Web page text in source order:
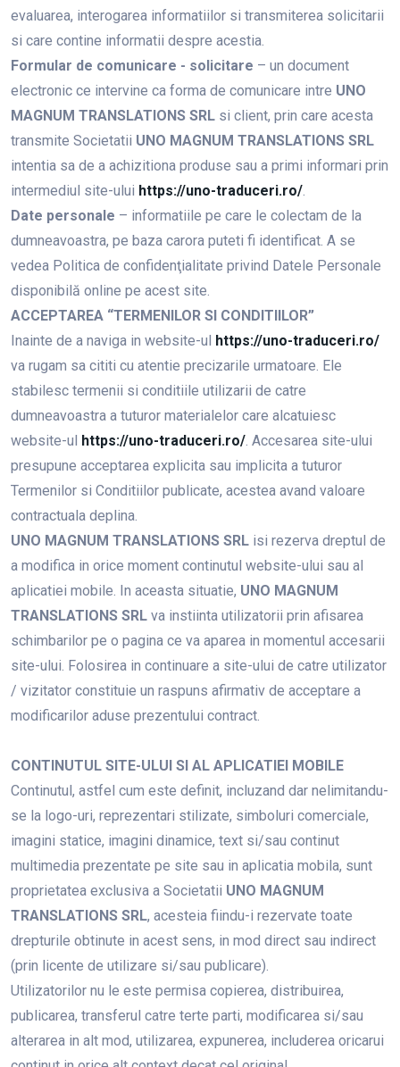
evaluarea, interogarea informatiilor si transmiterea solicitarii
si care contine informatii despre acestia.
Formular de comunicare - solicitare – un document
electronic ce intervine ca forma de comunicare intre UNO
MAGNUM TRANSLATIONS SRL si client, prin care acesta
transmite Societatii UNO MAGNUM TRANSLATIONS SRL
intentia sa de a achizitiona produse sau a primi informari prin
intermediul site-ului https://uno-traduceri.ro/.
Date personale – informatiile pe care le colectam de la
dumneavoastra, pe baza carora puteti fi identificat. A se
vedea Politica de confidenţialitate privind Datele Personale
disponibilă online pe acest site.
ACCEPTAREA “TERMENILOR SI CONDITIILOR”
Inainte de a naviga in website-ul https://uno-traduceri.ro/
va rugam sa cititi cu atentie precizarile urmatoare. Ele
stabilesc termenii si conditiile utilizarii de catre
dumneavoastra a tuturor materialelor care alcatuiesc
website-ul https://uno-traduceri.ro/. Accesarea site-ului
presupune acceptarea explicita sau implicita a tuturor
Termenilor si Conditiilor publicate, acestea avand valoare
contractuala deplina.
UNO MAGNUM TRANSLATIONS SRL isi rezerva dreptul de
a modifica in orice moment continutul website-ului sau al
aplicatiei mobile. In aceasta situatie, UNO MAGNUM
TRANSLATIONS SRL va instiinta utilizatorii prin afisarea
schimbarilor pe o pagina ce va aparea in momentul accesarii
site-ului. Folosirea in continuare a site-ului de catre utilizator
/ vizitator constituie un raspuns afirmativ de acceptare a
modificarilor aduse prezentului contract.
CONTINUTUL SITE-ULUI SI AL APLICATIEI MOBILE
Continutul, astfel cum este definit, incluzand dar nelimitandu-
se la logo-uri, reprezentari stilizate, simboluri comerciale,
imagini statice, imagini dinamice, text si/sau continut
multimedia prezentate pe site sau in aplicatia mobila, sunt
proprietatea exclusiva a Societatii UNO MAGNUM
TRANSLATIONS SRL, acesteia fiindu-i rezervate toate
drepturile obtinute in acest sens, in mod direct sau indirect
(prin licente de utilizare si/sau publicare).
Utilizatorilor nu le este permisa copierea, distribuirea,
publicarea, transferul catre terte parti, modificarea si/sau
alterarea in alt mod, utilizarea, expunerea, includerea oricarui